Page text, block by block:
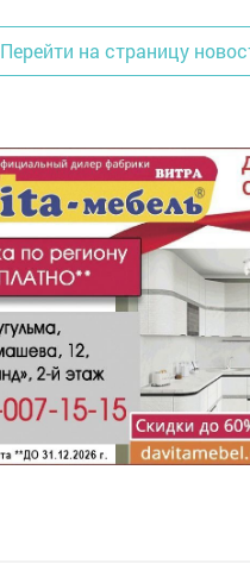
Перейти на страницу